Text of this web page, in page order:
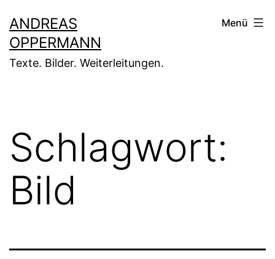
Inhalt
springen
ANDREAS
OPPERMANN
Texte. Bilder. Weiterleitungen.
Menü
Schlagwort:
Bild